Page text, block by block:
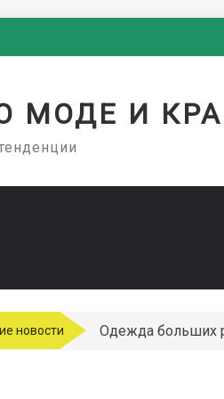
МОДЕ И
новости Одежда больших